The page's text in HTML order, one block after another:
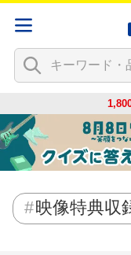
映像特典収